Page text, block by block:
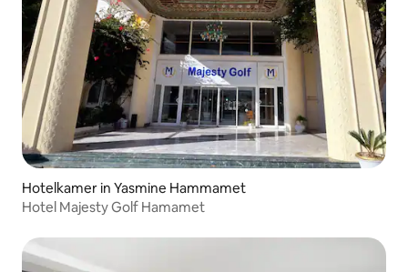
Hotelkamer in Yasmine Hammamet
Hotel Majesty Golf Hamamet